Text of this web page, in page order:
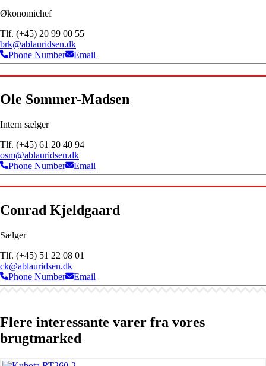
Økonomichef
Tlf. (+45) 20 99 00 55
brk@ablauridsen.dk
Phone Number
Email
Ole Sommer-Madsen
Intern sælger
Tlf. (+45) 61 20 40 94
osm@ablauridsen.dk
Phone Number
Email
Conrad Kjeldgaard
Sælger
Tlf. (+45) 51 22 08 01
ck@ablauridsen.dk
Phone Number
Email
Flere interessante varer fra vores
brugtmarked